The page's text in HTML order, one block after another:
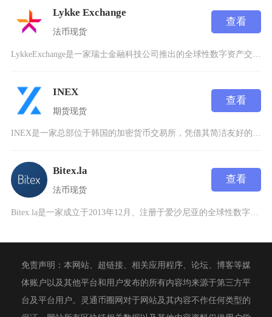
Lykke Exchange
法币现货
查看
INEX
期货现货
查看
INEX是一家总部位于韩国的加密货币交易所，凭借其简洁友好的用户界面和拥有深厚加密货币行业
Bitex.la
法币现货
查看
Bitex.la是一家成立于2013年12月、注册于爱沙尼亚的全球性数字资产交易服务平台，
免责声明：本网站、超链接、相关应用程序、论坛、博客等媒
体账户以及其他平台和用户发布的所有内容均来源于第三方平
台及平台用户。灵通币圈网对于网站及其内容不作任何类型的